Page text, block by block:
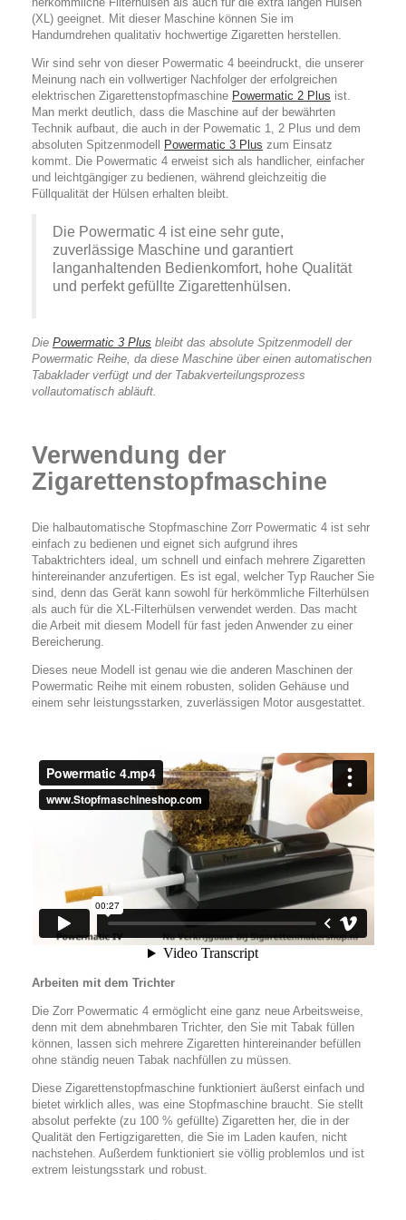
(XL) geeignet. Mit dieser Maschine können Sie im
Handumdrehen qualitativ hochwertige Zigaretten herstellen.
Wir sind sehr von dieser Powermatic 4 beeindruckt, die unserer
Meinung nach ein vollwertiger Nachfolger der erfolgreichen
elektrischen Zigarettenstopfmaschine Powermatic 2 Plus ist.
Man merkt deutlich, dass die Maschine auf der bewährten
Technik aufbaut, die auch in der Powematic 1, 2 Plus und dem
absoluten Spitzenmodell
Powermatic 3 Plus zum Einsatz
kommt. Die Powermatic 4 erweist sich als handlicher, einfacher
und leichtgängiger zu bedienen, während gleichzeitig die
Füllqualität der Hülsen erhalten bleibt.
Die Powermatic 4 ist eine sehr gute,
zuverlässige Maschine und garantiert
langanhaltenden Bedienkomfort, hohe Qualität
und perfekt gefüllte Zigarettenhülsen.
Die Powermatic 3 Plus bleibt das absolute Spitzenmodell der
Powermatic Reihe, da diese Maschine über einen automatischen
Tabaklader verfügt und der Tabakverteilungsprozess
vollautomatisch abläuft.
Verwendung der
Zigarettenstopfmaschine
Die halbautomatische Stopfmaschine Zorr Powermatic 4 ist sehr
einfach zu bedienen und eignet sich aufgrund ihres
Tabaktrichters ideal, um schnell und einfach mehrere Zigaretten
hintereinander anzufertigen. Es ist egal, welcher Typ Raucher Sie
sind, denn das Gerät kann sowohl für herkömmliche Filterhülsen
als auch für die XL-Filterhülsen verwendet werden. Das macht
die Arbeit mit diesem Modell für fast jeden Anwender zu einer
Bereicherung.
Dieses neue Modell ist genau wie die anderen Maschinen der
Powermatic Reihe mit einem robusten, soliden Gehäuse und
einem sehr leistungsstarken, zuverlässigen Motor ausgestattet.
Arbeiten mit dem Trichter
Die Zorr Powermatic 4 ermöglicht eine ganz neue Arbeitsweise,
denn mit dem abnehmbaren Trichter, den Sie mit Tabak füllen
können, lassen sich mehrere Zigaretten hintereinander befüllen
ohne ständig neuen Tabak nachfüllen zu müssen.
Diese Zigarettenstopfmaschine funktioniert äußerst einfach und
bietet wirklich alles, was eine Stopfmaschine braucht. Sie stellt
absolut perfekte (zu 100 % gefüllte) Zigaretten her, die in der
Qualität den Fertigzigaretten, die Sie im Laden kaufen, nicht
nachstehen. Außerdem funktioniert sie völlig problemlos und ist
extrem leistungsstark und robust.